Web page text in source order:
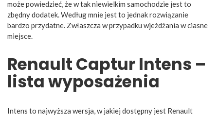
może powiedzieć, że w tak niewielkim samochodzie jest to
zbędny dodatek. Według mnie jest to jednak rozwiązanie
bardzo przydatne. Zwłaszcza w przypadku wjeżdżania w ciasne
miejsce.
Renault Captur Intens –
lista wyposażenia
Intens to najwyższa wersja, w jakiej dostępny jest Renault